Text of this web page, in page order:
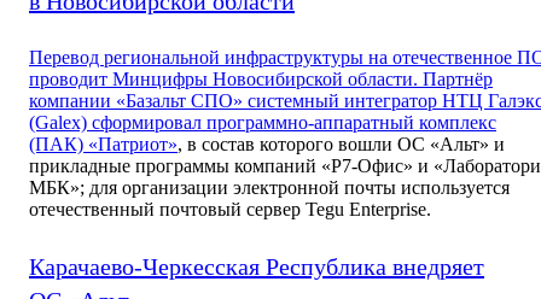
Перевод региональной инфраструктуры на отечественное
проводит Минцифры Новосибирской области. Партнёр
компании «Базальт СПО» системный интегратор НТЦ
(Galex) сформировал программно-аппаратный комплекс
(ПАК) «Патриот», в состав которого вошли ОС «Альт» и
прикладные программы компаний «Р7-Офис» и
МБК»; для организации электронной почты используется
отечественный почтовый сервер Tegu Enterprise.
Карачаево-Черкесская Республика внедряет